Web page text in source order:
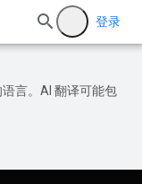
登录
言。AI 翻译可能包